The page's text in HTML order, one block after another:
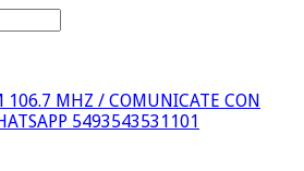
106.7 MHZ / COMUNICATE CON
5493543531101